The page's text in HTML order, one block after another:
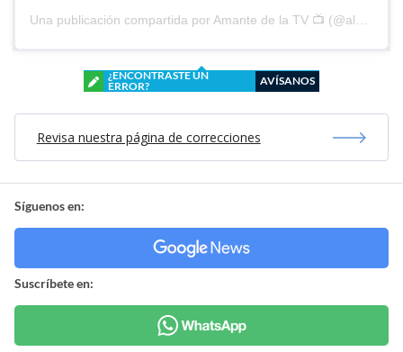
¿ENCONTRASTE UN
ERROR?
AVÍSANOS
Revisa nuestra página de correcciones
Síguenos en:
Suscríbete en: